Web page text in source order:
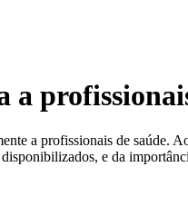
a
a profissionais de saúde.
e da